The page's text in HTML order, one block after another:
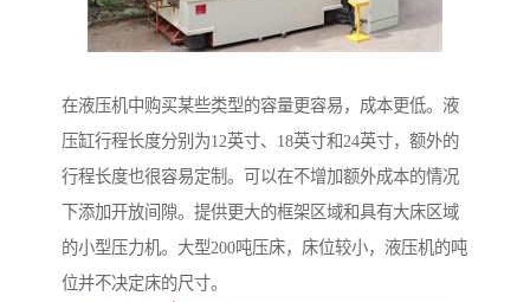
在液压机中购买某些类型的容量更容易，成本更低。液
压缸行程长度分别为12英寸、18英寸和24英寸，额外的
行程长度也很容易定制。可以在不增加额外成本的情况
下添加开放间隙。提供更大的框架区域和具有大床区域
的小型压力机。大型200吨压床，床位较小，液压机的吨
位并不决定床的尺寸。